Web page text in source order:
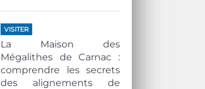
VISITER
La Maison des
Mégalithes de Carnac :
comprendre les secrets
des alignements de